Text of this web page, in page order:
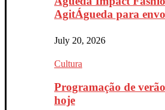
AgitÁgueda para
July 20, 2026
Cultura
Programação de
hoje